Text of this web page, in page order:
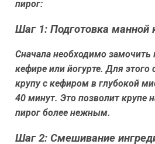
пирог:
Шаг 1: Подготовка манной
Сначала необходимо замочить
кефире или йогурте. Для
крупу с кефиром в глубокой
40 минут. Это позволит крупе
пирог более нежным.
Шаг 2: Смешивание